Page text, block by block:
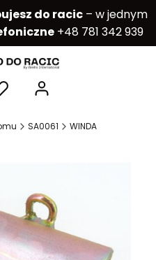
do racic– w jednym
+48 781 342 939
SA0061 WINDA